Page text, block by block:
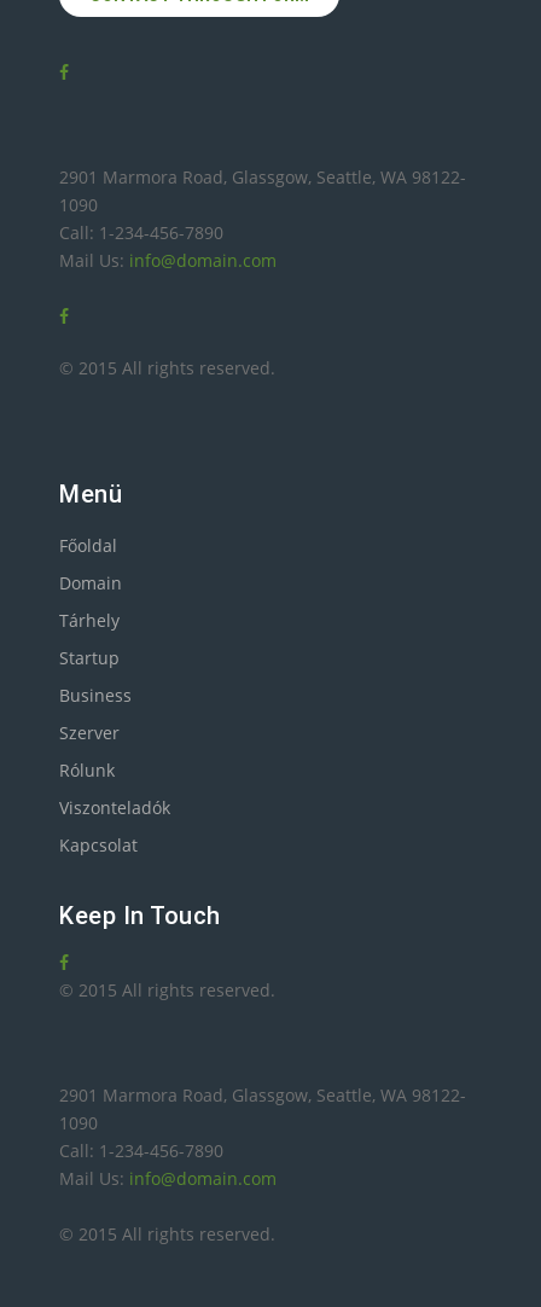
2901 Marmora Road, Glassgow, Seattle, WA 98122-
1090
Call: 1-234-456-7890
Mail Us: info@domain.com
© 2015 All rights reserved.
Menü
Főoldal
Domain
Tárhely
Startup
Business
Szerver
Rólunk
Viszonteladók
Kapcsolat
Keep In Touch
© 2015 All rights reserved.
2901 Marmora Road, Glassgow, Seattle, WA 98122-
1090
Call: 1-234-456-7890
Mail Us: info@domain.com
© 2015 All rights reserved.